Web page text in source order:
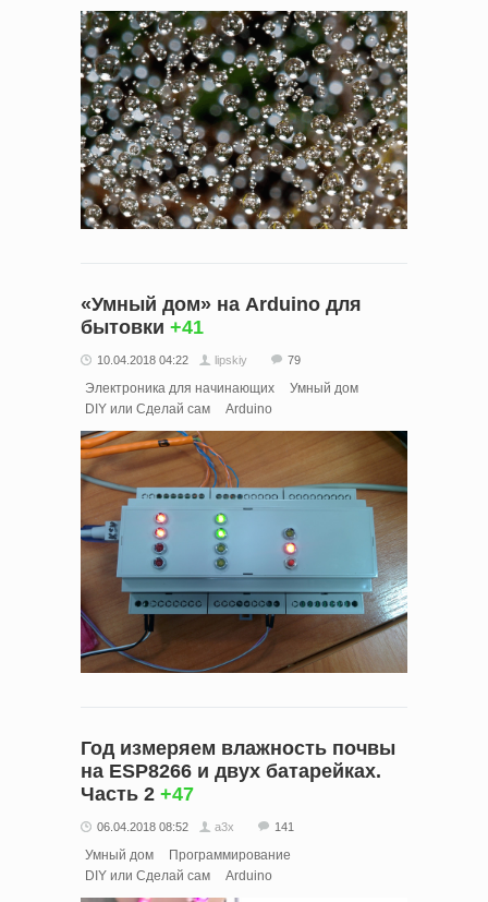
«Умный дом» на Arduino для
бытовки +41
10.04.2018 04:22 lipskiy 79
Электроника для начинающих
Умный дом
DIY или Сделай сам
Arduino
Год измеряем влажность почвы
на ESP8266 и двух батарейках.
Часть 2 +47
06.04.2018 08:52 a3x 141
Умный дом
Программирование
DIY или Сделай сам
Arduino